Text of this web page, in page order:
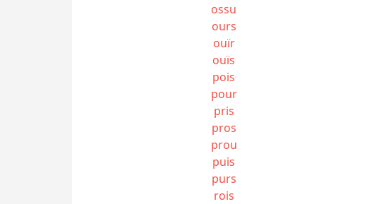
ossu
ours
ouïr
ouïs
pois
pour
pris
pros
prou
puis
purs
rois